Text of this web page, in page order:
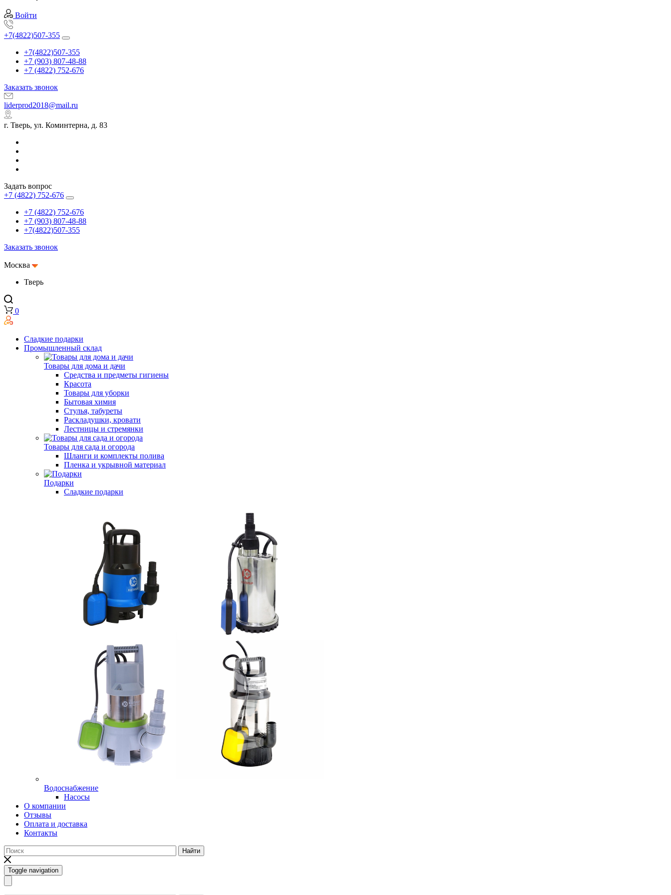
Войти
+7(4822)507-355
+7(4822)507-355
+7 (903) 807-48-88
+7 (4822) 752-676
Заказать звонок
liderprod2018@mail.ru
г. Тверь, ул. Коминтерна, д. 83
Задать вопрос
+7 (4822) 752-676
+7 (4822) 752-676
+7 (903) 807-48-88
+7(4822)507-355
Заказать звонок
Москва
Тверь
0
Сладкие подарки
Промышленный склад
Товары для дома и дачи
Средства и предметы гигиены
Красота
Товары для уборки
Бытовая химия
Стулья, табуреты
Раскладушки, кровати
Лестницы и стремянки
Товары для сада и огорода
Шланги и комплекты полива
Пленка и укрывной материал
Подарки
Cладкие подарки
Водоснабжение
Насосы
О компании
Отзывы
Оплата и доставка
Контакты
Найти
Toggle navigation